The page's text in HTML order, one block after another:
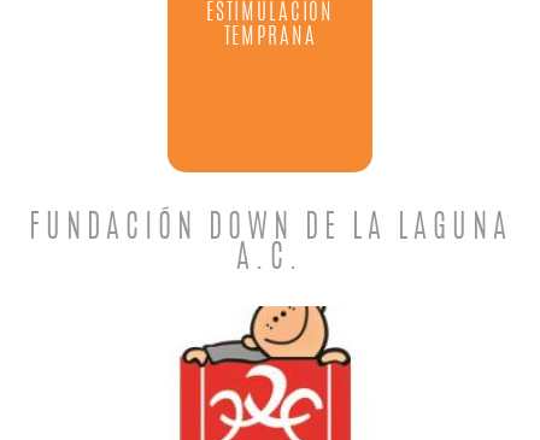
ESTIMULACIÓN
TEMPRANA
FUNDACIÓN DOWN DE LA LAGUNA
A.C.